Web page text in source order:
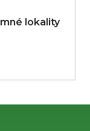
lokality